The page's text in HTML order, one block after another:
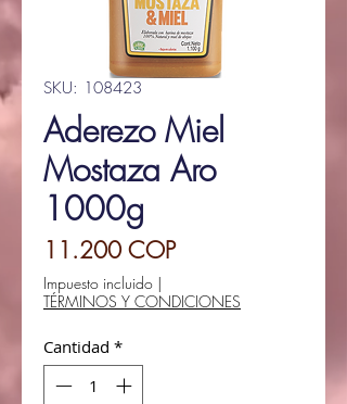
SKU: 108423
Aderezo Miel
Mostaza Aro
1000g
11.200 COPPrecio
Impuesto incluido |
TÉRMINOS Y CONDICIONES
Cantidad *